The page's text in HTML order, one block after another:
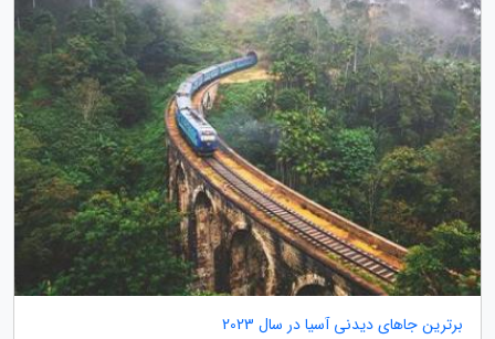
برترین جاهای دیدنی آسیا در سال 2023